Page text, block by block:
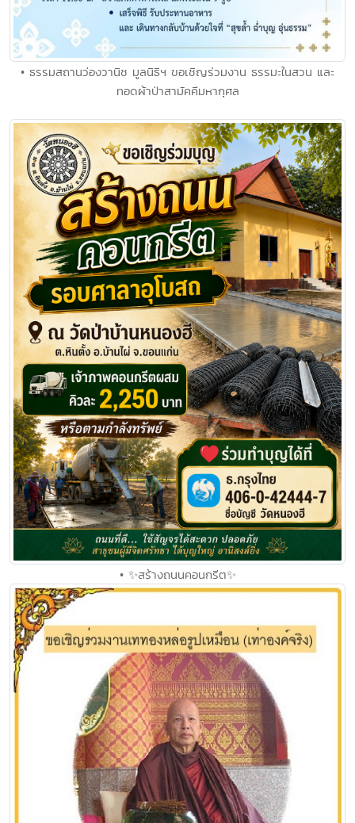
• ธรรมสถานว่องวานิช มูลนิธิฯ ขอเชิญร่วมงาน ธรรมะในสวน และ
ทอดผ้าป่าสามัคคีมหากุศล
• ✨สร้างถนนคอนกรีต✨